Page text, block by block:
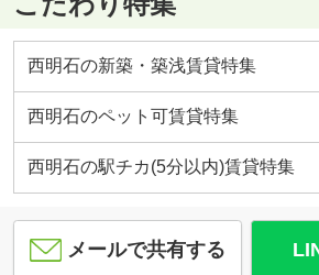
西明石の新築・築浅賃貸特集
西明石のペット可賃貸特集
西明石の駅チカ(5分以内)賃貸特集
メールで共有する